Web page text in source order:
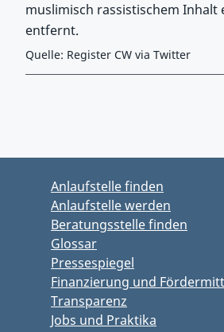
muslimisch rassistischem Inhalt
entfernt.
Quelle: Register CW via Twitter
Anlaufstelle finden
Anlaufstelle werden
Beratungsstelle finden
Glossar
Pressespiegel
Finanzierung und
Transparenz
Jobs und Praktika